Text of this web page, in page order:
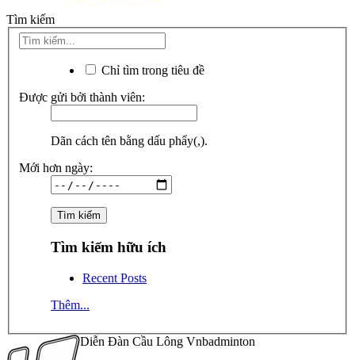
Tìm kiếm
Chỉ tìm trong tiêu đề
Được gửi bởi thành viên:
Dãn cách tên bằng dấu phẩy(,).
Mới hơn ngày:
Tìm kiếm hữu ích
Recent Posts
Thêm...
Diễn Đàn Cầu Lông Vnbadminton